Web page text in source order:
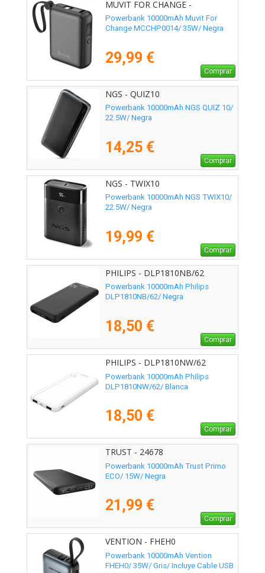
MUVIT FOR CHANGE -
MCCHP0014
Powerbank 10000mAh Muvit For
Change MCCHP0014/ 35W/ Negra
29,99 €
Comprar
NGS - QUIZ10
Powerbank 10000mAh NGS QUIZ 10/
22.5W/ Negra
14,25 €
Comprar
NGS - TWIX10
Powerbank 10000mAh NGS TWIX10/
22.5W/ Negra
19,99 €
Comprar
PHILIPS - DLP1810NB/62
Powerbank 10000mAh Philips
DLP1810NB/62/ Negra
18,50 €
Comprar
PHILIPS - DLP1810NW/62
Powerbank 10000mAh Philips
DLP1810NW/62/ Blanca
18,50 €
Comprar
TRUST - 24678
Powerbank 10000mAh Trust Primo
ECO/ 15W/ Negra
21,99 €
Comprar
VENTION - FHEH0
Powerbank 10000mAh Vention
FHEH0/ 35W/ Gris/ Incluye Cable USB